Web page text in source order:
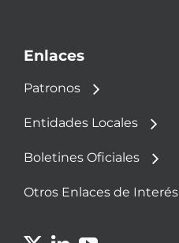
Enlaces
Patronos
Entidades Locales
Boletines Oficiales
Otros Enlaces de Interés